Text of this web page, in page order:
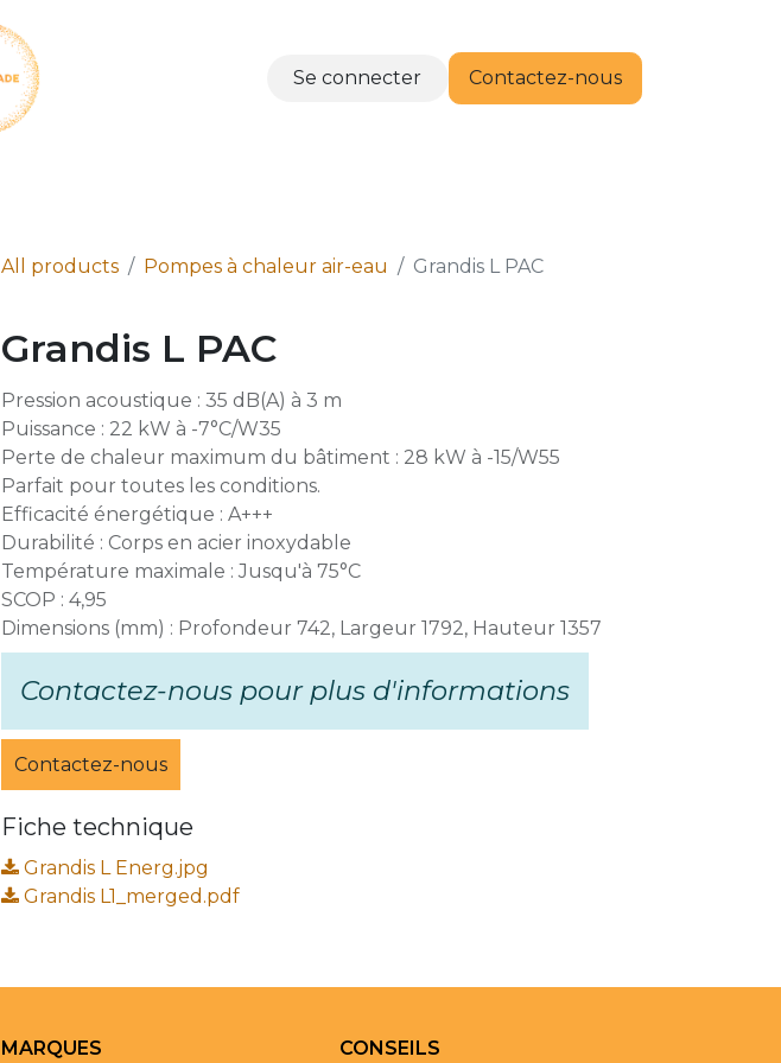
Se connecter Contactez-nous
All products Pompes à chaleur air-eau Grandis L PAC
Grandis L PAC
Pression acoustique : 35 dB(A) à 3 m
Puissance : 22 kW à -7°C/W35
Perte de chaleur maximum du bâtiment : 28 kW à -15/W55
Parfait pour toutes les conditions.
Efficacité énergétique : A+++
Durabilité : Corps en acier inoxydable
Température maximale : Jusqu'à 75°C
SCOP : 4,95
Dimensions (mm) : Profondeur 742, Largeur 1792, Hauteur 1357
Contactez-nous pour plus d'informations
Contactez-nous
Fiche technique
Grandis L Energ.jpg
Grandis L1_merged.pdf
MARQUES CONSEILS